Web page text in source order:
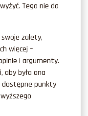
Tego nie da
zalety,
więcej –
i argumenty.
aby była ona
punkty